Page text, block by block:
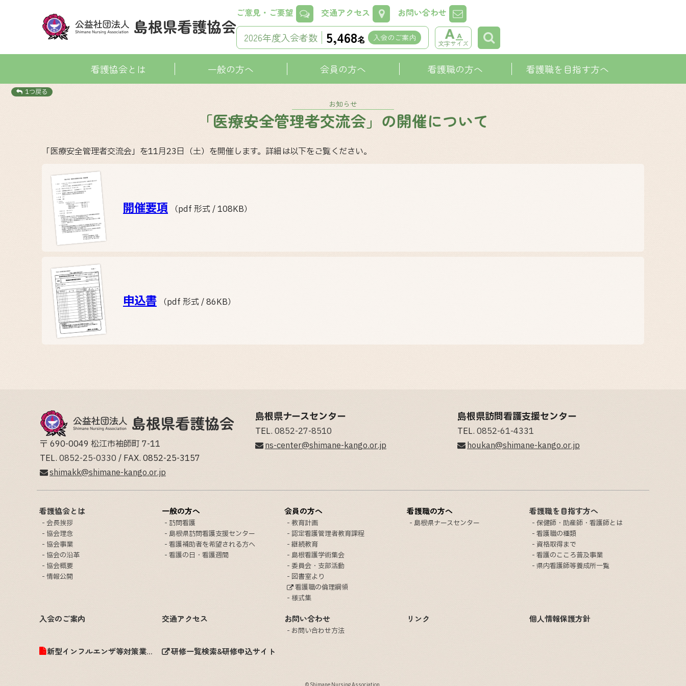
ご意見・ご要望 交通アクセス お問い合わせ
2026年度入会者数 5,468名 入会のご案内
文字サイズ
看護協会とは 一般の方へ 会員の方へ 看護職の方へ 看護職を目指す方へ
1つ戻る
お知らせ
「医療安全管理者交流会」の開催について
「医療安全管理者交流会」を11月23日（土）を開催します。詳細は以下をご覧ください。
開催要項 （pdf 形式 / 108KB）
申込書 （pdf 形式 / 86KB）
〒 690-0049 松江市袖師町 7-11
TEL. 0852-25-0330 / FAX. 0852-25-3157
shimakk@shimane-kango.or.jp
島根県ナースセンター
TEL. 0852-27-8510
ns-center@shimane-kango.or.jp
島根県訪問看護支援センター
TEL. 0852-61-4331
houkan@shimane-kango.or.jp
看護協会とは
会長挨拶
協会理念
協会事業
協会の沿革
協会概要
情報公開
一般の方へ
訪問看護
島根県訪問看護支援センター
看護補助者を希望される方へ
看護の日・看護週間
会員の方へ
教育計画
認定看護管理者教育課程
継続教育
島根看護学術集会
委員会・支部活動
図書室より
看護職の倫理綱領
様式集
看護職の方へ
島根県ナースセンター
看護職を目指す方へ
保健師・助産師・看護師とは
看護職の種類
資格取得まで
看護のこころ普及事業
県内看護師等養成所一覧
入会のご案内 交通アクセス お問い合わせ
お問い合わせ方法
リンク 個人情報保護方針
新型インフルエンザ等対策業務計画 研修一覧検索&研修申込サイト